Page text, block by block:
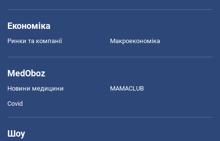
Економіка
Ринки та компанії Макроекономіка
MedOboz
Новини медицини MAMACLUB
Covid
Шоу